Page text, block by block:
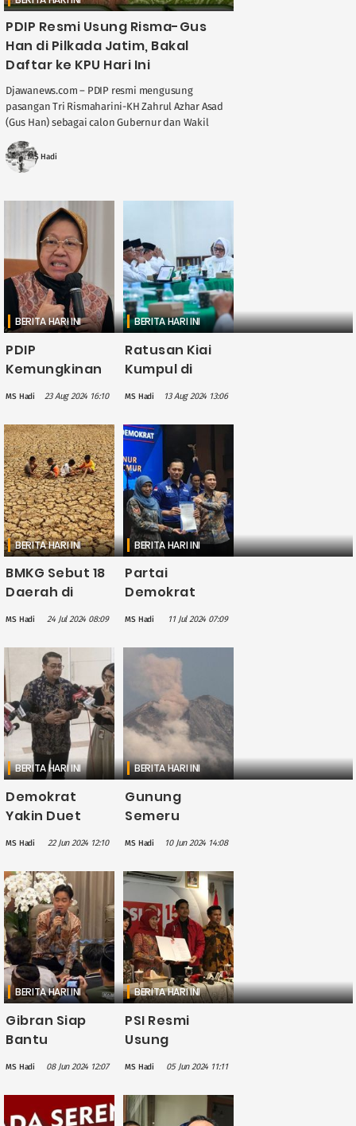
PDIP Resmi Usung Risma-Gus
Han di Pilkada Jatim, Bakal
Daftar ke KPU Hari Ini
Djawanews.com – PDIP resmi mengusung
pasangan Tri Rismaharini-KH Zahrul Azhar Asad
(Gus Han) sebagai calon Gubernur dan Wakil
Gubernur Jawa Timur 2024. Keduanya dinilai
saling melengkapi, Risma adalah ....
MS Hadi
BERITA HARI INI
PDIP
Kemungkinan
Usung Tri
Rismaharini
Lawan
Khofifah di
Pilgub Jatim
2024
MS Hadi 23 Aug 2024 16:10
BERITA HARI INI
Ratusan Kiai
Kumpul di
Tebuireng
Jombang,
Minta PBNU
Benahi PKB
MS Hadi 13 Aug 2024 13:06
BERITA HARI INI
BMKG Sebut 18
Daerah di
Indonesia
Kekeringan
akibat 3 Bulan
Tanpa Hujan
MS Hadi 24 Jul 2024 08:09
BERITA HARI INI
Partai
Demokrat
Resmi Dukung
Dardak di
2024
MS Hadi 11 Jul 2024 07:09
BERITA HARI INI
Demokrat
Yakin Duet
Khofifah-Emil
Marzuki-Risma
di Pilkada
Jatim 2024
MS Hadi 22 Jun 2024 12:10
BERITA HARI INI
Gunung
Semeru
Kembali Erupsi
Muntahkan
Lava Pijar
Belasan Kali
MS Hadi 10 Jun 2024 14:08
BERITA HARI INI
Gibran Siap
Bantu
Khofifah-Emil
di Pilkada
Jatim 2024
MS Hadi 08 Jun 2024 12:07
BERITA HARI INI
PSI Resmi
Usung
Khofifah-Emil
Dardak di
Pilgub Jatim
MS Hadi 05 Jun 2024 11:11